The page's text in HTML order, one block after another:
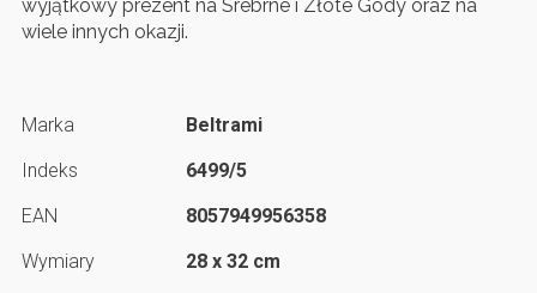
wyjątkowy prezent na Srebrne i Złote Gody oraz na
wiele innych okazji.
Marka
Beltrami
Indeks
6499/5
EAN
8057949956358
Wymiary
28 x 32 cm